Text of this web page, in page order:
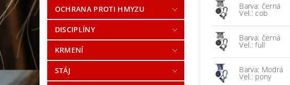
OCHRANA PROTI HMYZU
DISCIPLÍNY
KRMENÍ
STÁJ
Barva: černá
Vel.: cob
Barva: černá
Vel.: full
Barva: Modrá
Vel.: pony